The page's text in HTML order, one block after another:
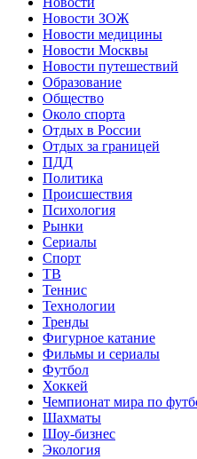
Новости ЗОЖ
Новости медицины
Новости Москвы
Новости путешествий
Образование
Общество
Около спорта
Отдых в России
Отдых за границей
ПДД
Политика
Происшествия
Психология
Рынки
Сериалы
Спорт
ТВ
Теннис
Технологии
Тренды
Фигурное катание
Фильмы и сериалы
Футбол
Хоккей
Чемпионат мира по
Шахматы
Шоу-бизнес
Экология